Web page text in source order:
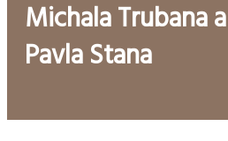
Michala Trubana a
Pavla Stana